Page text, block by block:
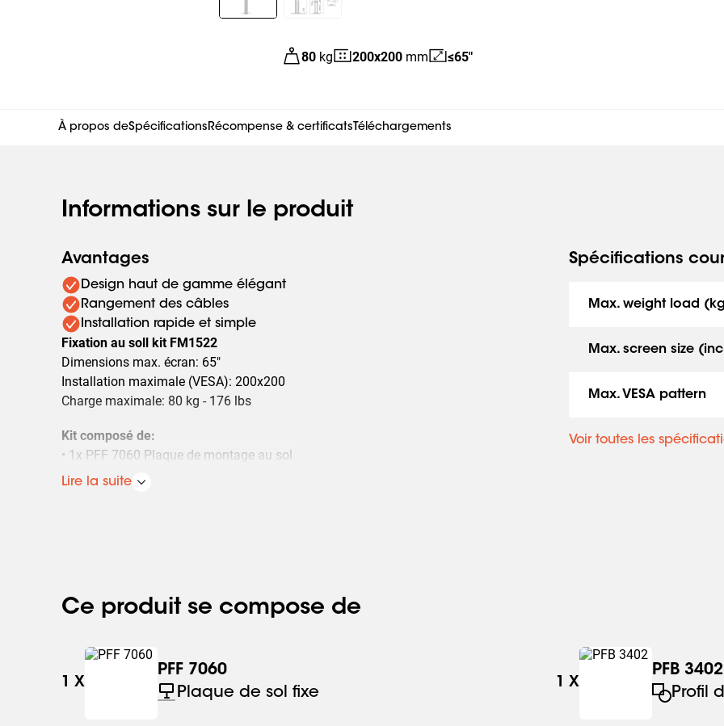
80 kg 200x200mm ≤65"
À propos deSpécificationsRécompense & certificats Téléchargements
Informations sur le produit
Avantages
Design haut de gamme élégant
Rangement des câbles
Installation rapide et simple
Fixation au soll kit FM1522
Dimensions max. écran: 65"
Installation maximale (VESA): 200x200
Charge maximale: 80 kg - 176 lbs
Kit composé de:
• 1x PFF 7060 Plaque de montage au sol
• 1x PUC 2715 Tube 150 cm
Lire la suite
Spécifications
Max. weight load
Max. screen size
Max. VESA pattern
Voir toutes les
Ce produit se compose de
1 X
PFF 7060
Plaque de sol fixe
1 X
PFB 3402
Profil